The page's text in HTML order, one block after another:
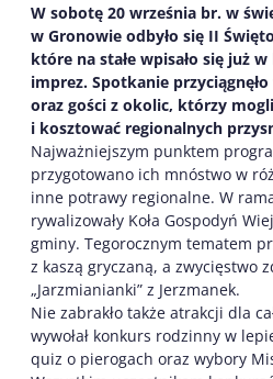
W sobotę 20 września br. w
w Gronowie odbyło się II
które na stałe wpisało się już
imprez. Spotkanie
oraz gości z okolic, którzy
i kosztować regionalnych
Najważniejszym punktem
przygotowano ich mnóstwo w
inne potrawy regionalne. W
rywalizowały Koła Gospodyń
gminy. Tegorocznym tematem
z kaszą gryczaną, a zwycięstwo
„Jarzmianianki” z Jerzmanek.
Nie zabrakło także atrakcji dla
wywołał konkurs rodzinny w
quiz o pierogach oraz wybory